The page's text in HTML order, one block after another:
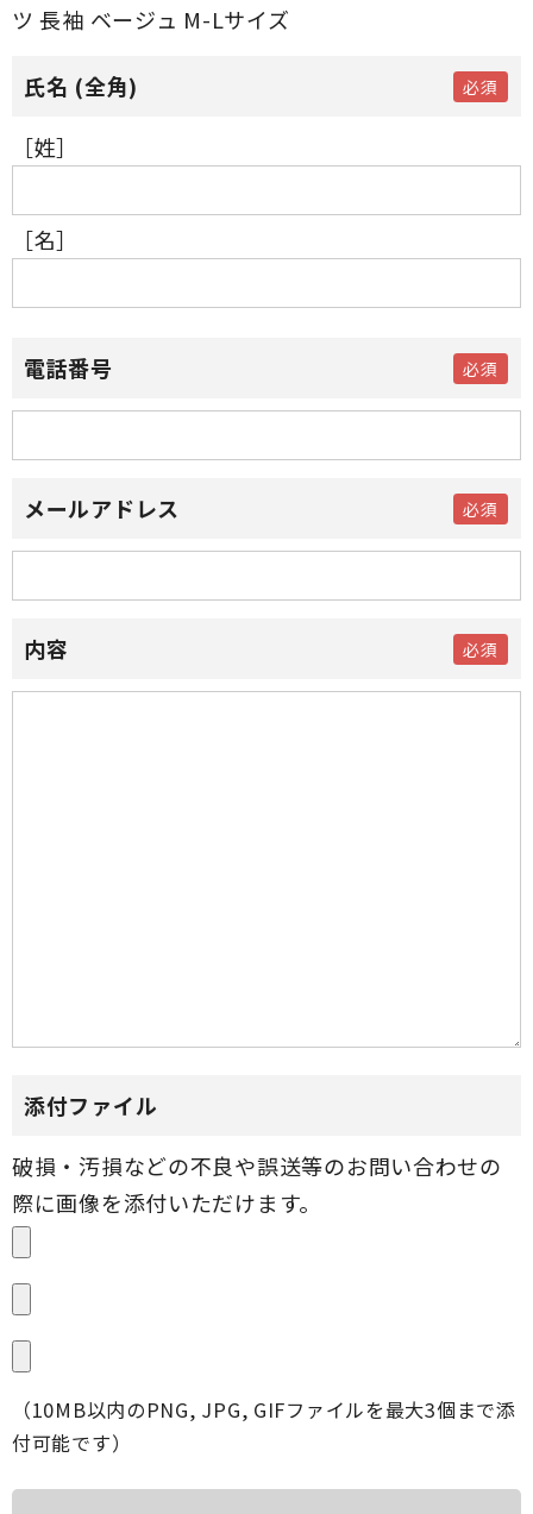
ツ 長袖 ベージュ M-Lサイズ
［姓］
［名］
電話番号
メールアドレス
内容
添付ファイル
（10MB以内のPNG, JPG, GIFファイルを最大3個まで添
付可能です）